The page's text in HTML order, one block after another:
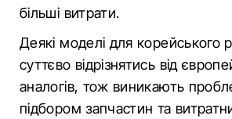
більші витрати.
Деякі моделі для корейського
суттєво відрізнятись від
аналогів, тож виникають
підбором запчастин та